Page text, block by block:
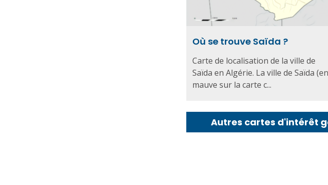
Où se trouve Saïda ?
Carte de localisation de la ville de
Saïda en Algérie. La ville de Saïda (en
mauve sur la carte c...
Autres cartes d'intérêt